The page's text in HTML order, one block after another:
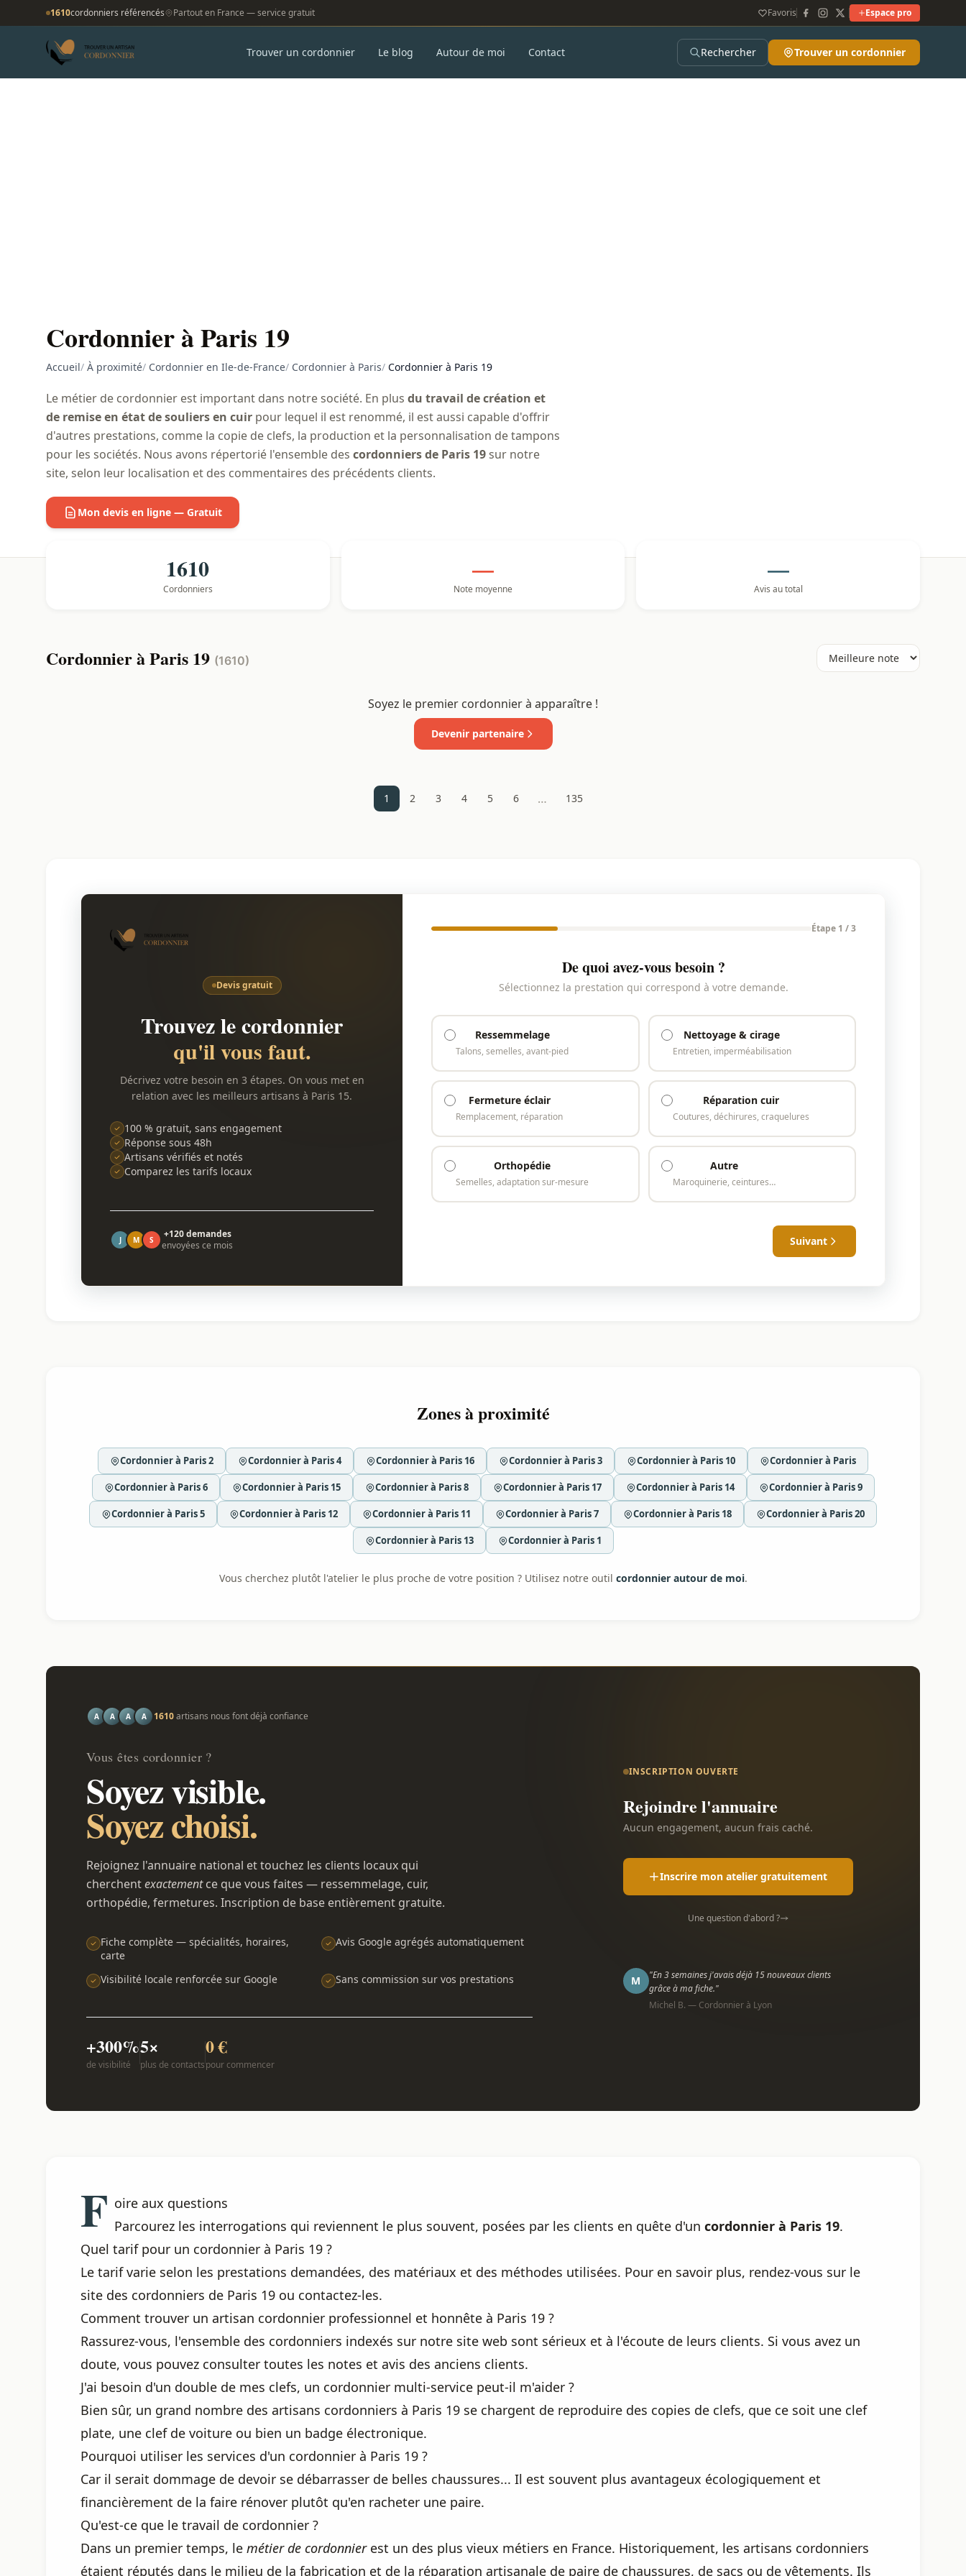
1610cordonniers référencés Partout en France — service gratuit Favoris Espace pro
Trouver un cordonnier Le blog Autour de moi Contact Rechercher Trouver un cordonnier
Cordonnier à Paris 19
Accueil/ À proximité/ Cordonnier en Ile-de-France/ Cordonnier à Paris/ Cordonnier à Paris 19
Le métier de cordonnier est important dans notre société. En plus du travail de création et
de remise en état de souliers en cuir pour lequel il est renommé, il est aussi capable d'offrir
d'autres prestations, comme la copie de clefs, la production et la personnalisation de tampons
pour les sociétés. Nous avons répertorié l'ensemble des cordonniers de Paris 19sur notre
site, selon leur localisation et des commentaires des précédents clients.
Mon devis en ligne — Gratuit
1610
Cordonniers
—
Note moyenne
—
Avis au total
Cordonnier à Paris 19 (1610)
Soyez le premier cordonnier à apparaître !
Devenir partenaire
1 2 3 4 5 6 … 135
Devis gratuit
Trouvez le cordonnier
qu'il vous faut.
Décrivez votre besoin en 3 étapes. On vous met en
relation avec les meilleurs artisans à Paris 15.
100 % gratuit, sans engagement
Réponse sous 48h
Artisans vérifiés et notés
Comparez les tarifs locaux
J M S
+120 demandes
envoyées ce mois
Étape 1 / 3
De quoi avez-vous besoin ?
Sélectionnez la prestation qui correspond à votre demande.
Ressemmelage
Talons, semelles, avant-pied
Nettoyage & cirage
Entretien, imperméabilisation
Fermeture éclair
Remplacement, réparation
Réparation cuir
Coutures, déchirures, craquelures
Orthopédie
Semelles, adaptation sur-mesure
Autre
Maroquinerie, ceintures…
Suivant
Zones à proximité
Cordonnier à Paris 2 Cordonnier à Paris 4 Cordonnier à Paris 16 Cordonnier à Paris 3 Cordonnier à Paris 10 Cordonnier à Paris
Cordonnier à Paris 6 Cordonnier à Paris 15 Cordonnier à Paris 8 Cordonnier à Paris 17 Cordonnier à Paris 14 Cordonnier à Paris 9
Cordonnier à Paris 5 Cordonnier à Paris 12 Cordonnier à Paris 11 Cordonnier à Paris 7 Cordonnier à Paris 18 Cordonnier à Paris 20
Cordonnier à Paris 13 Cordonnier à Paris 1
Vous cherchez plutôt l'atelier le plus proche de votre position ? Utilisez notre outil cordonnier autour de moi.
A A A A 1610artisans nous font déjà confiance
Vous êtes cordonnier ?
Soyez visible.
Soyez choisi.
Rejoignez l'annuaire national et touchez les clients locaux qui
cherchentexactementce que vous faites — ressemmelage, cuir,
orthopédie, fermetures. Inscription de base entièrement gratuite.
Fiche complète — spécialités, horaires,
carte
Avis Google agrégés automatiquement
Visibilité locale renforcée sur Google Sans commission sur vos prestations
+300%
de visibilité
5×
plus de contacts
0 €
pour commencer
INSCRIPTION OUVERTE
Rejoindre l'annuaire
Aucun engagement, aucun frais caché.
Inscrire mon atelier gratuitement
Une question d'abord ?
M
"En 3 semaines j'avais déjà 15 nouveaux clients
grâce à ma fiche."
Michel B. — Cordonnier à Lyon
F oire aux questions
Parcourez les interrogations qui reviennent le plus souvent, posées par les clients en quête d'un cordonnier à Paris 19.
Quel tarif pour un cordonnier à Paris 19 ?
Le tarif varie selon les prestations demandées, des matériaux et des méthodes utilisées. Pour en savoir plus, rendez-vous sur le
site des cordonniers de Paris 19 ou contactez-les.
Comment trouver un artisan cordonnier professionnel et honnête à Paris 19 ?
Rassurez-vous, l'ensemble des cordonniers indexés sur notre site web sont sérieux et à l'écoute de leurs clients. Si vous avez un
doute, vous pouvez consulter toutes les notes et avis des anciens clients.
J'ai besoin d'un double de mes clefs, un cordonnier multi-service peut-il m'aider ?
Bien sûr, un grand nombre des artisans cordonniers à Paris 19 se chargent de reproduire des copies de clefs, que ce soit une clef
plate, une clef de voiture ou bien un badge électronique.
Pourquoi utiliser les services d'un cordonnier à Paris 19 ?
Car il serait dommage de devoir se débarrasser de belles chaussures... Il est souvent plus avantageux écologiquement et
financièrement de la faire rénover plutôt qu'en racheter une paire.
Qu'est-ce que le travail de cordonnier ?
Dans un premier temps, le métier de cordonnierest un des plus vieux métiers en France. Historiquement, les artisans cordonniers
étaient réputés dans le milieu de la fabrication et de la réparation artisanale de paire de chaussures, de sacs ou de vêtements. Ils